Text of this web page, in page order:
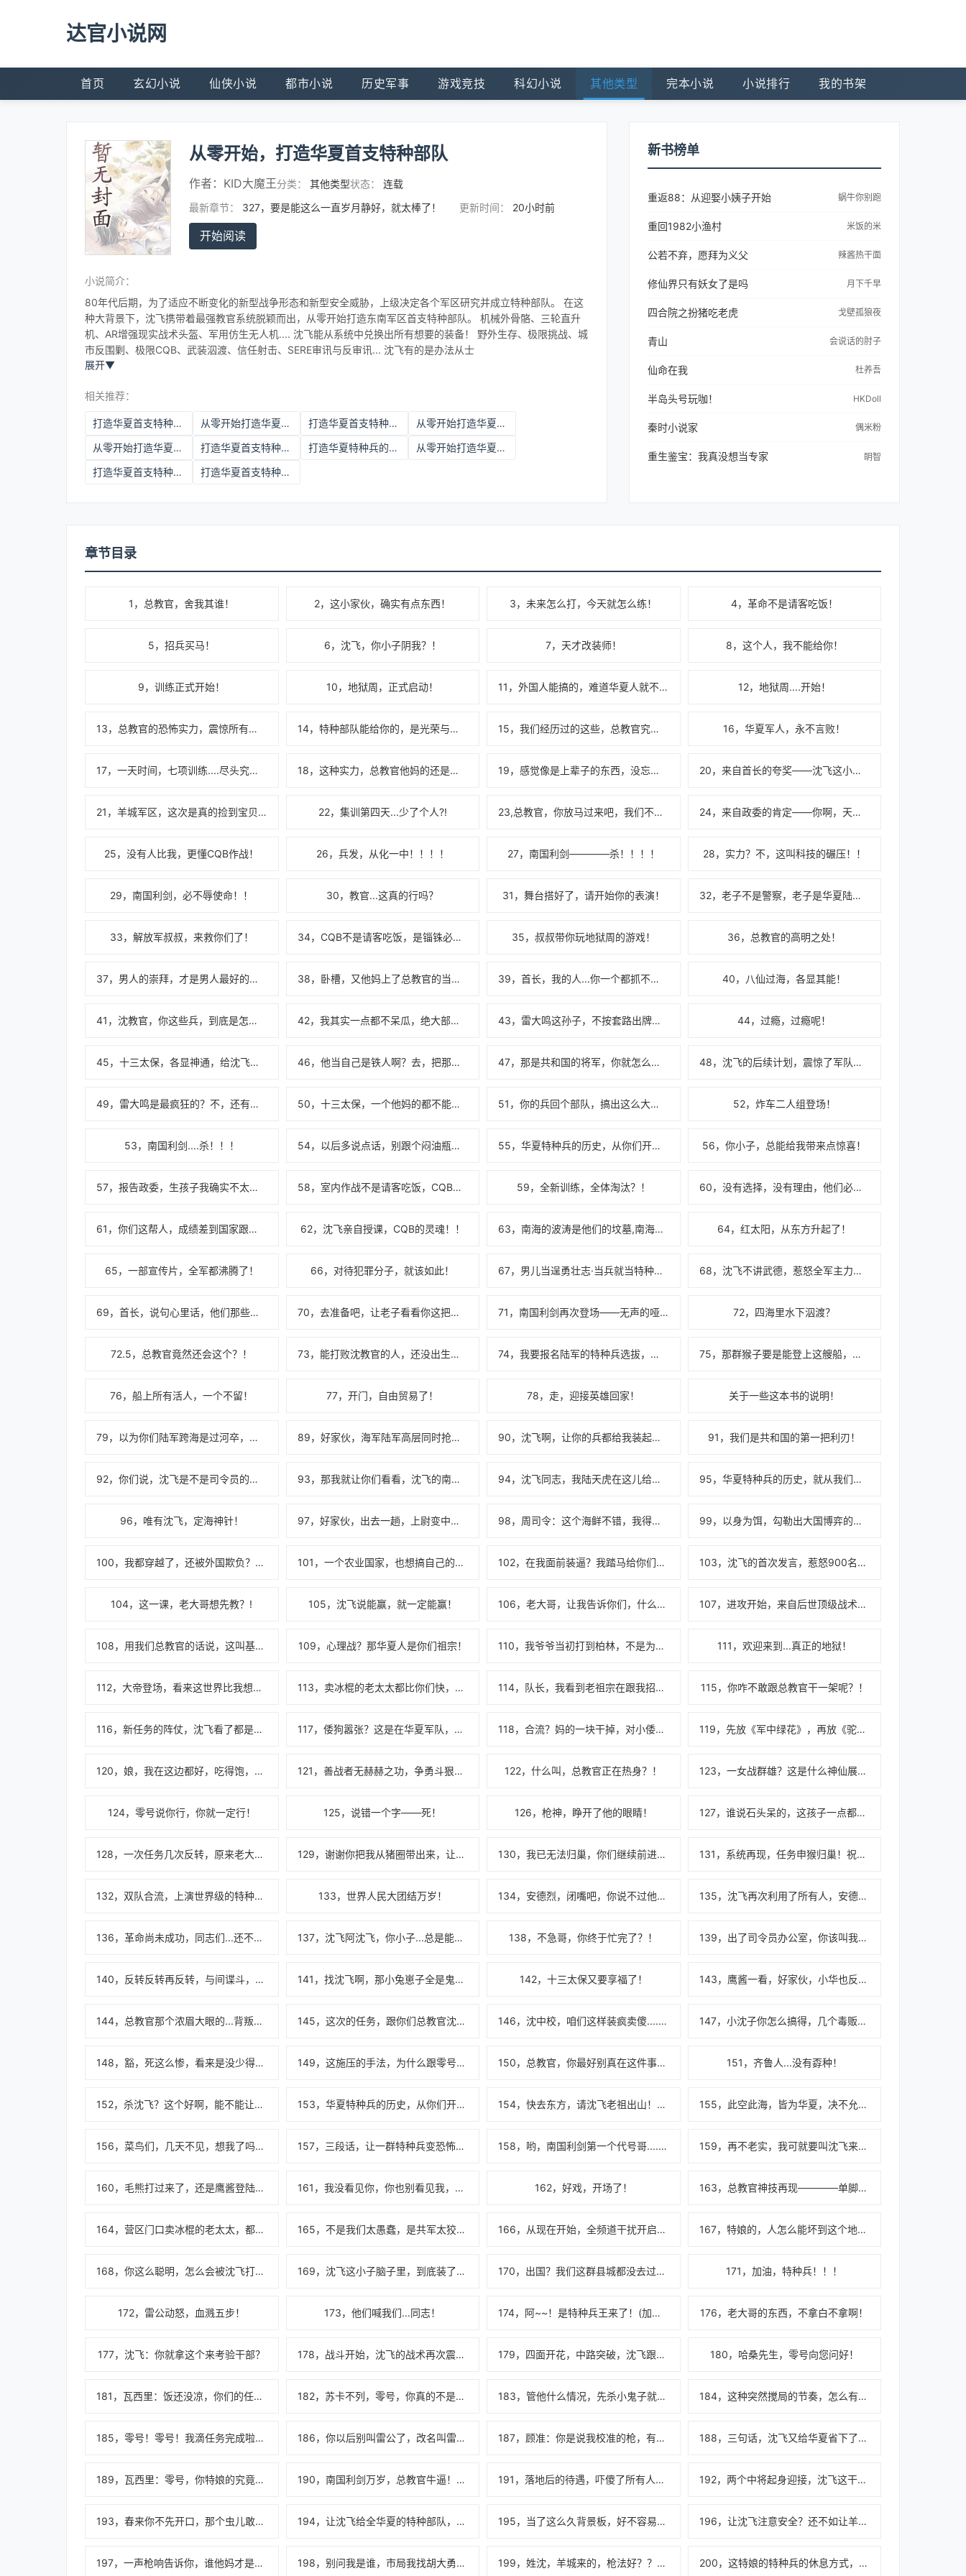
达官小说网
首页 玄幻小说 仙侠小说 都市小说 历史军事 游戏竞技 科幻小说 其他类型 完本小说 小说排行 我的书架
从零开始，打造华夏首支特种部队
作者： KID大魔王分类： 其他类型状态：
连载
最新章节：
327，要是能这么一直岁月静好，就太棒了！ 更新时间： 20小时前
开始阅读
小说简介：
80年代后期，为了适应不断变化的新型战争形态和新型安全威胁，上级决定各个军区研究并成立特种部队。 在这
种大背景下，沈飞携带着最强教官系统脱颖而出，从零开始打造东南军区首支特种部队。 机械外骨骼、三轮直升
机、AR增强现实战术头盔、军用仿生无人机.... 沈飞能从系统中兑换出所有想要的装备！ 野外生存、极限挑战、城
市反围剿、极限CQB、武装泅渡、信任射击、SERE审讯与反审讯... 沈飞有的是办法从士
展开▼
相关推荐：
打造华夏首支特种部队 沈飞 从零开始打造华夏首支特种部队百度网盘 打造华夏首支特种部队在线阅读
从零开始打造华夏首支特战部队
从零开始打造华夏首支特种部队TXT全
打造华夏首支特种部队KID大魔王 打造华夏特种兵的小说
从零开始打造华夏首支特种部队未删减
打造华夏首支特种部队无删
打造华夏首支特种部队沈飞
新书榜单
重返88：从迎娶小姨子开始 蜗牛你别跑
重回1982小渔村 米饭的米
公若不弃，愿拜为义父 辣酱热干面
修仙界只有妖女了是吗 月下千早
四合院之扮猪吃老虎 戈壁孤狼夜
青山 会说话的肘子
仙命在我 杜养吾
半岛头号玩咖！ HKDoll
秦时小说家 偶米粉
重生鉴宝：我真没想当专家 眀智
章节目录
1，总教官，舍我其谁！ 2，这小家伙，确实有点东西！ 3，未来怎么打，今天就怎么练！ 4，革命不是请客吃饭！
5，招兵买马！ 6，沈飞，你小子阴我？！ 7，天才改装师！ 8，这个人，我不能给你！
9，训练正式开始！ 10，地狱周，正式启动！ 11，外国人能搞的，难道华夏人就不能搞？ 12，地狱周....开始！
13，总教官的恐怖实力，震惊所有人！ 14，特种部队能给你的，是光荣与奉献！ 15，我们经历过的这些，总教官究竟经历过多少次啊？！ 16，华夏军人，永不言败！
17，一天时间，七项训练....尽头究竟在哪里啊？！ 18，这种实力，总教官他妈的还是人啊？！ 19，感觉像是上辈子的东西，没忘干净！ 20，来自首长的夸奖——沈飞这小子啊，心里有数，不错！
21，羊城军区，这次是真的捡到宝贝了！ 22，集训第四天...少了个人?! 23,总教官，你放马过来吧，我们不怕你！ 24，来自政委的肯定——你啊，天生就该带兵！
25，没有人比我，更懂CQB作战！ 26，兵发，从化一中！！！！ 27，南国利剑————杀！！！！ 28，实力？不，这叫科技的碾压！！
29，南国利剑，必不辱使命！！ 30，教官...这真的行吗？ 31，舞台搭好了，请开始你的表演！ 32，老子不是警察，老子是华夏陆军特种部队！
33，解放军叔叔，来救你们了！ 34，CQB不是请客吃饭，是锱铢必较！ 35，叔叔带你玩地狱周的游戏！ 36，总教官的高明之处！
37，男人的崇拜，才是男人最好的补药！ 38，卧槽，又他妈上了总教官的当了！ 39，首长，我的人...你一个都抓不到！ 40，八仙过海，各显其能！
41，沈教官，你这些兵，到底是怎么练出来的？ 42，我其实一点都不呆瓜，绝大部分时候，我都机智的一批！ 43，雷大鸣这孙子，不按套路出牌啊！ 44，过瘾，过瘾呢！
45，十三太保，各显神通，给沈飞都听愣了。 46，他当自己是铁人啊？去，把那小子给我叫过来！ 47，那是共和国的将军，你就怎么顶撞他们啊？ 48，沈飞的后续计划，震惊了军队高层！
49，雷大鸣是最疯狂的？不，还有比他更疯狂的！ 50，十三太保，一个他妈的都不能少！ 51，你的兵回个部队，搞出这么大的动静？！ 52，炸车二人组登场！
53，南国利剑....杀！！！ 54，以后多说点话，别跟个闷油瓶似的！ 55，华夏特种兵的历史，从你们开始！ 56，你小子，总能给我带来点惊喜！
57，报告政委，生孩子我确实不太在行！ 58，室内作战不是请客吃饭，CQB更是锱铢必较！ 59，全新训练，全体淘汰？！ 60，没有选择，没有理由，他们必须敢！
61，你们这帮人，成绩差到国家跟人民以你们为耻！ 62，沈飞亲自授课，CQB的灵魂！！ 63，南海的波涛是他们的坟墓,南海的鲨鱼是他们的棺材！ 64，红太阳，从东方升起了！
65，一部宣传片，全军都沸腾了！ 66，对待犯罪分子，就该如此！ 67，男儿当逞勇壮志·当兵就当特种兵！ 68，沈飞不讲武德，惹怒全军主力团长！
69，首长，说句心里话，他们那些兵王，我未必看得上！ 70，去准备吧，让老子看看你这把刀，到底有多快！ 71，南国利剑再次登场——无声的哑剧艺术！！！ 72，四海里水下泅渡？
72.5，总教官竟然还会这个？！ 73，能打败沈教官的人，还没出生呢！ 74，我要报名陆军的特种兵选拔，学会了，我们组建蛟龙！ 75，那群猴子要是能登上这艘船，我把瓶威士忌连瓶子一起吞！
76，船上所有活人，一个不留！ 77，开门，自由贸易了！ 78，走，迎接英雄回家！ 关于一些这本书的说明！
79，以为你们陆军跨海是过河卒，没想到你们是派了一群深海龙啊！ 89，好家伙，海军陆军高层同时抢沈飞一个人？！ 90，沈飞啊，让你的兵都给我装起来！ 91，我们是共和国的第一把利刃！
92，你们说，沈飞是不是司令员的私生子？ 93，那我就让你们看看，沈飞的南国利刃，到底都干了什么！ 94，沈飞同志，我陆天虎在这儿给你赔罪了！ 95，华夏特种兵的历史，就从我们十三太保开始了！
96，唯有沈飞，定海神针！ 97，好家伙，出去一趟，上尉变中校了？？？？ 98，周司令：这个海鲜不错，我得送去给沈飞尝尝，他正长身体呢！ 99，以身为饵，勾勒出大国博弈的序曲！
100，我都穿越了，还被外国欺负？那他妈我不是白穿越了？！ 101，一个农业国家，也想搞自己的特种部队？！ 102，在我面前装逼？我踏马给你们飞起来！ 103，沈飞的首次发言，惹怒900名兵王？！
104，这一课，老大哥想先教？! 105，沈飞说能赢，就一定能赢！ 106，老大哥，让我告诉你们，什么叫做真正的特种作战！ 107，进攻开始，来自后世顶级战术的绝对碾压！
108，用我们总教官的话说，这叫基操勿六！ 109，心理战？那华夏人是你们祖宗！ 110，我爷爷当初打到柏林，不是为了让我来华夏当俘虏的！ 111，欢迎来到...真正的地狱！
112，大帝登场，看来这世界比我想的，更有意思啊！ 113，卖冰棍的老太太都比你们快，你们还浪费军费干什么？！ 114，队长，我看到老祖宗在跟我招手！ 115，你咋不敢跟总教官干一架呢？！
116，新任务的阵仗，沈飞看了都是一愣！ 117，倭狗嚣张？这是在华夏军队，没人惯着你！ 118，合流？妈的一块干掉，对小倭狗还是太客气了！ 119，先放《军中绿花》，再放《驼铃》，给兵王们助助眠！
120，娘，我在这边都好，吃得饱，穿得暖，你莫挂念！ 121，善战者无赫赫之功，争勇斗狠，那是癌细胞小队！ 122，什么叫，总教官正在热身？！ 123，一女战群雄？这是什么神仙展开方式！
124，零号说你行，你就一定行！ 125，说错一个字——死！ 126，枪神，睁开了他的眼睛！ 127，谁说石头呆的，这孩子一点都不呆，反而机智的一匹！
128，一次任务几次反转，原来老大哥也不是啥好人啊！ 129，谢谢你把我从猪圈带出来，让我当上特种兵！ 130，我已无法归巢，你们继续前进，华夏共和国，万岁！！！ 131，系统再现，任务申猴归巢！祝大家节日快乐！（四千字加更）
132，双队合流，上演世界级的特种部队突袭战斗！ 133，世界人民大团结万岁！ 134，安德烈，闭嘴吧，你说不过他的！ 135，沈飞再次利用了所有人，安德烈直呼你迟早被人打黑枪！
136，革命尚未成功，同志们...还不能休息！ 137，沈飞阿沈飞，你小子...总是能给我玩出点新花样啊！ 138，不急哥，你终于忙完了？！ 139，出了司令员办公室，你该叫我什么？
140，反转反转再反转，与间谍斗，其乐无穷啊！ 141，找沈飞啊，那小兔崽子全是鬼点子！ 142，十三太保又要享福了！ 143，鹰酱一看，好家伙，小华也反毛熊？
144，总教官那个浓眉大眼的...背叛革命了？！（加更！） 145，这次的任务，跟你们总教官沈飞有关！ 146，沈中校，咱们这样装疯卖傻....真的会有人来救我们吗？ 147，小沈子你怎么搞得，几个毒贩就把你办了？
148，豁，死这么惨，看来是没少得罪零号啊！ 149，这施压的手法，为什么跟零号那么像？！ 150，总教官，你最好别真在这件事里！ 151，齐鲁人...没有孬种！
152，杀沈飞？这个好啊，能不能让我来开枪？！ 153，华夏特种兵的历史，从你们开始！ 154，快去东方，请沈飞老祖出山！！！ 155，此空此海，皆为华夏，决不允许外族随意践踏！
156，菜鸟们，几天不见，想我了吗？！ 157，三段话，让一群特种兵变恐怖分子！ 158，哟，南国利剑第一个代号哥....还活着呢？ 159，再不老实，我可就要叫沈飞来陪床了哦~
160，毛熊打过来了，还是鹰酱登陆了？谁他娘的敢绑我的政委？！ 161，我没看见你，你也别看见我，求放过啊.... 162，好戏，开场了！ 163，总教官神技再现————单脚踢枪上膛！
164，营区门口卖冰棍的老太太，都比你们会排兵布阵！ 165，不是我们太愚蠢，是共军太狡猾！ 166，从现在开始，全频道干扰开启！！！ 167，特娘的，人怎么能坏到这个地步呢？！（加更！）
168，你这么聪明，怎么会被沈飞打得那么惨呢？ 169，沈飞这小子脑子里，到底装了多少东西？ 170，出国？我们这群县城都没去过的大头兵，也能出国了？？？ 171，加油，特种兵！！！
172，雷公动怒，血溅五步！ 173，他们喊我们...同志！ 174，阿~~！是特种兵王来了！(加更！！) 176，老大哥的东西，不拿白不拿啊！
177，沈飞：你就拿这个来考验干部？ 178，战斗开始，沈飞的战术再次震惊所有人！！！（加更!!!） 179，四面开花，中路突破，沈飞跟向南的恐怖潜行能力！ 180，哈桑先生，零号向您问好！
181，瓦西里：饭还没凉，你们的任务就完成了？？？！（加更！） 182，苏卡不列，零号，你真的不是在开玩笑？？？ 183，管他什么情况，先杀小鬼子就对了！ 184，这种突然搅局的节奏，怎么有点像那两个混蛋？（加更！！）
185，零号！零号！我滴任务完成啦！！！ 186，你以后别叫雷公了，改名叫雷福星！！！ 187，顾准：你是说我校准的枪，有问题？！(加更！！！) 188，三句话，沈飞又给华夏省下了上千万！
189，瓦西里：零号，你特娘的究竟是这么做到的？？？ 190，南国利剑万岁，总教官牛逼！！！（加更！！！） 191，落地后的待遇，吓傻了所有人！！！ 192，两个中将起身迎接，沈飞这干了什么惊天动地的大事？！
193，春来你不先开口，那个虫儿敢做声啊！ 194，让沈飞给全华夏的特种部队，上上课！！！ 195，当了这么久背景板，好不容易能发挥发挥，放假不是亏了？！ 196，让沈飞注意安全？还不如让羊城注意安全！
197，一声枪响告诉你，谁他妈才是战斗民族！！！ 198，别问我是谁，市局我找胡大勇，政府我找高市长！ 199，姓沈，羊城来的，枪法好？？沈飞！！！！！ 200，这特娘的特种兵的休息方式，也太吓人了！！！